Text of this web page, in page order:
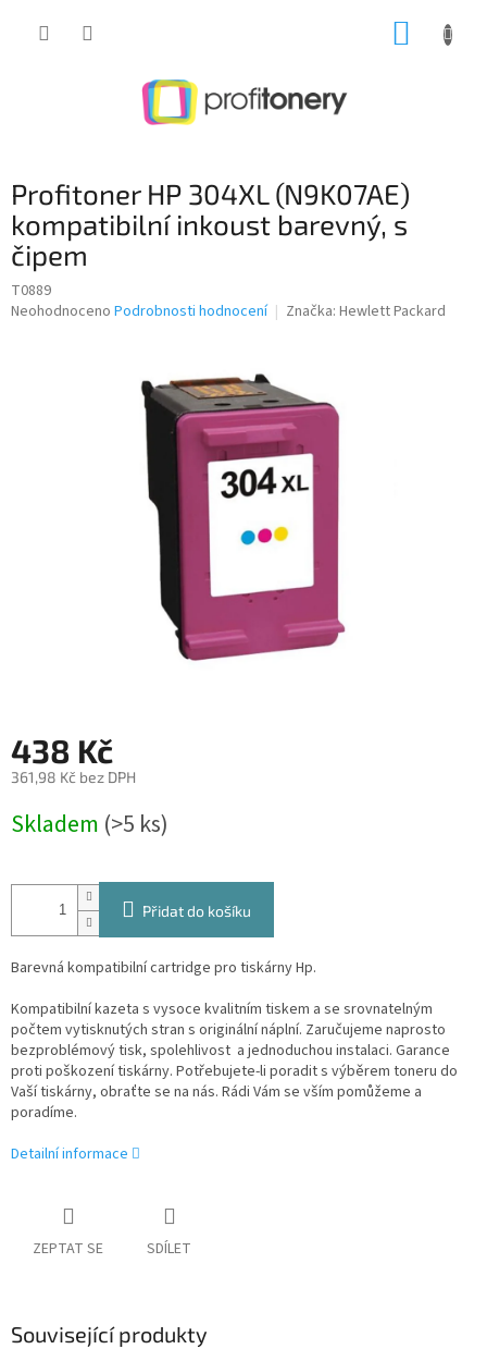
Profitoner HP 304XL (N9K07AE)
kompatibilní inkoust barevný, s
čipem
T0889
Průměrné
Neohodnoceno Podrobnosti hodnocení Značka: Hewlett Packard
438 Kč
361,98 Kč bez DPH
cena:
Skladem (>5 ks)
Přidat do košíku
Barevná kompatibilní cartridge pro tiskárny Hp.
Kompatibilní kazeta s vysoce kvalitním tiskem a se srovnatelným
počtem vytisknutých stran s originální náplní. Zaručujeme naprosto
bezproblémový tisk, spolehlivost a jednoduchou instalaci. Garance
proti poškození tiskárny. Potřebujete-li poradit s výběrem toneru do
Vaší tiskárny, obraťte se na nás. Rádi Vám se vším pomůžeme a
poradíme.
Detailní informace
ZEPTAT SE SDÍLET
Související produkty